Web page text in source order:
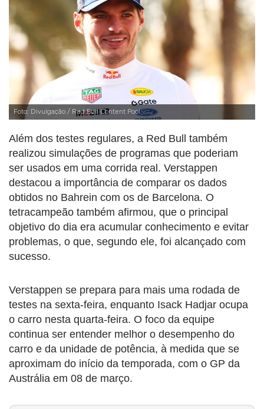
Foto: Divulgação / Red Bull Content Pool
Além dos testes regulares, a Red Bull também
realizou simulações de programas que poderiam
ser usados em uma corrida real. Verstappen
destacou a importância de comparar os dados
obtidos no Bahrein com os de Barcelona. O
tetracampeão também afirmou, que o principal
objetivo do dia era acumular conhecimento e evitar
problemas, o que, segundo ele, foi alcançado com
sucesso.
Verstappen se prepara para mais uma rodada de
testes na sexta-feira, enquanto Isack Hadjar ocupa
o carro nesta quarta-feira. O foco da equipe
continua ser entender melhor o desempenho do
carro e da unidade de potência, à medida que se
aproximam do início da temporada, com o GP da
Austrália em 08 de março.